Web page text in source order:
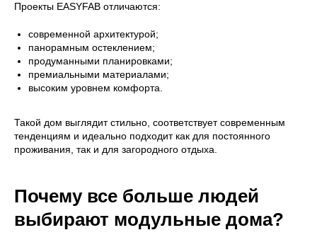
Проекты EASYFAB отличаются:
современной архитектурой;
панорамным остеклением;
продуманными планировками;
премиальными материалами;
высоким уровнем комфорта.
Такой дом выглядит стильно, соответствует современным
тенденциям и идеально подходит как для постоянного
проживания, так и для загородного отдыха.
Почему все больше людей
выбирают модульные дома?